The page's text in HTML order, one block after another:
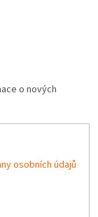
o nových
osobních údajů